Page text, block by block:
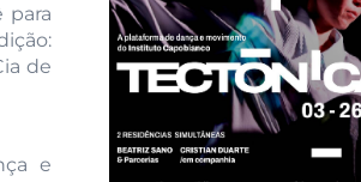
para
de
e